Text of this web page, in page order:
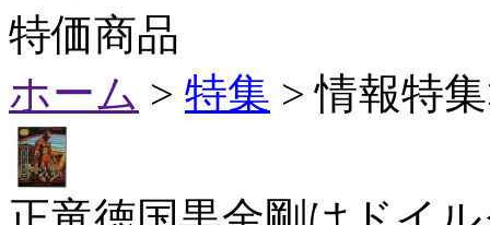
特価商品
ホーム > 特集 > 情報特